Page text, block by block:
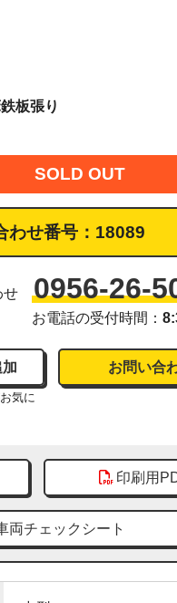
板張り
SOLD OUT
わせ番号： 18089
せ 0956-26-
お電話の受付時間：
気に
お問い合
印刷用
両チェックシート